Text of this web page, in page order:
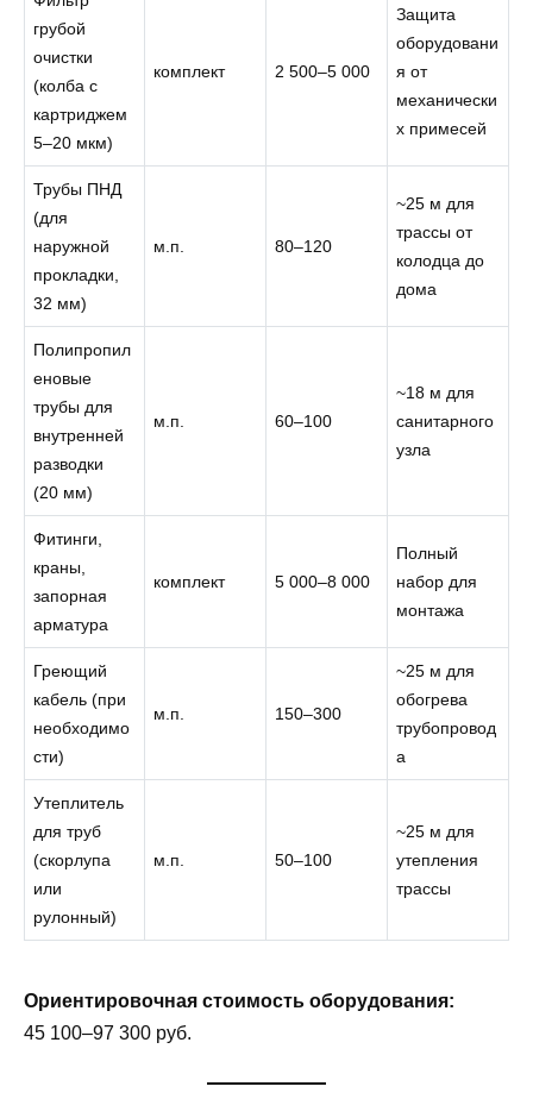
грубой
очистки
(колба с
картриджем
5–20 мкм)
комплект 2 500–5 000
Защита
оборудовани
я от
механически
х примесей
Трубы ПНД
(для
наружной
прокладки,
32 мм)
м.п. 80–120
~25 м для
трассы от
колодца до
дома
Полипропил
еновые
трубы для
внутренней
разводки
(20 мм)
м.п. 60–100
~18 м для
санитарного
узла
Фитинги,
краны,
запорная
арматура
комплект 5 000–8 000
Полный
набор для
монтажа
Греющий
кабель (при
необходимо
сти)
м.п. 150–300
~25 м для
обогрева
трубопровод
а
Утеплитель
для труб
(скорлупа
или
рулонный)
м.п. 50–100
~25 м для
утепления
трассы
Ориентировочная стоимость оборудования:
45 100–97 300 руб.